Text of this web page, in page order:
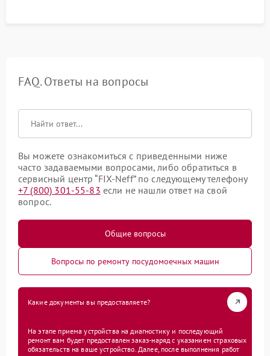
FAQ. Ответы на вопросы
Вы можете ознакомиться с приведенными ниже
часто задаваемыми вопросами, либо обратиться в
сервисный центр “FIX-Neff” по следующему телефону
+7 (800) 301-55-83 если не нашли ответ на свой
вопрос.
Общие вопросы
Вопросы по ремонту посудомоечных машин
Какие документы вы предоставляете?
На этапе приема устройства на диагностику и последующий
ремонт вам будет предоставлен заказ-наряд с указанием страховых
обязательств на ваше устройство. Далее, после выполнения работ